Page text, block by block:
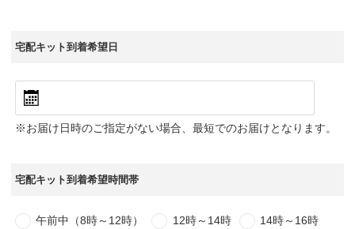
査定方法
店舗一覧
お役立ち情報
0120-954-800
宅配キット到着希望日
※お届け日時のご指定がない場合、最短でのお届けとなります。
宅配キット到着希望時間帯
午前中（8時～12時） 12時～14時
14時～16時